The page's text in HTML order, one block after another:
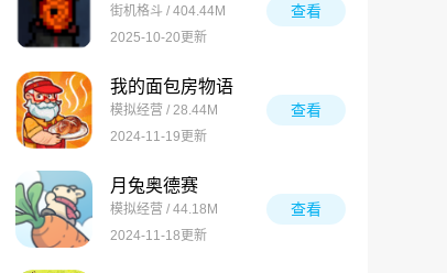
街机格斗 / 404.44M
2025-10-20更新
查看
我的面包房物语
模拟经营 / 28.44M
2024-11-19更新
查看
月兔奥德赛
模拟经营 / 44.18M
2024-11-18更新
查看